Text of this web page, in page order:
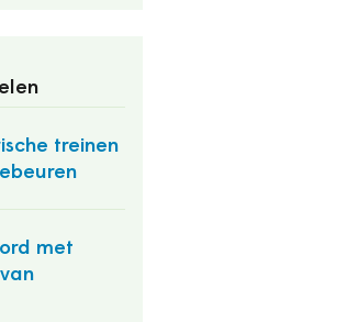
treinen
met